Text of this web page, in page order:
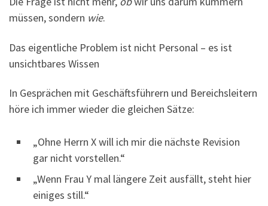
müssen, sondern wie.
Das eigentliche Problem ist nicht Personal – es ist
unsichtbares Wissen
In Gesprächen mit Geschäftsführern und Bereichsleitern
höre ich immer wieder die gleichen Sätze:
„Ohne Herrn X will ich mir die nächste Revision
gar nicht vorstellen.“
„Wenn Frau Y mal längere Zeit ausfällt, steht hier
einiges still.“